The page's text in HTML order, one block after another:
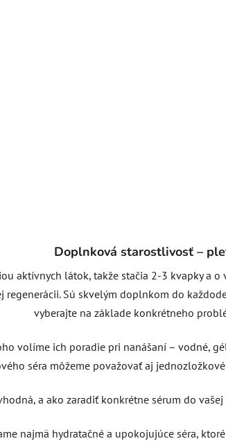
Doplnková starostlivosť –
aktívnych látok, takže stačia 2-3 kvapky a
Sú skvelým doplnkom do
vyberajte na základe konkrétneho
volíme ich poradie pri nanášaní – vodné,
séra môžeme považovať aj
a ako zaradiť konkrétne sérum do
najmä hydratačné a upokojujúce séra,